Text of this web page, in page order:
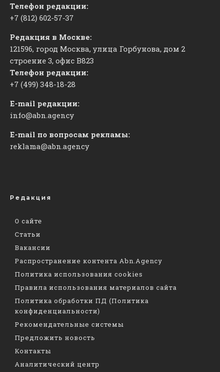
Телефон редакции:
+7 (812) 602-57-37
Редакция в Москве:
121596, город Москва, улица Горбунова, дом 2
строение 3, офис ​В823
Телефон редакции:
+7 (499) 348-18-28
E-mail редакции:
info@abn.agency
E-mail по вопросам рекламы:
reklama@abn.agency
Редакция
О сайте
Статьи
Вакансии
Распространение контента Abn.Agency
Политика использования cookies
Правила использования материалов сайта
Политика обработки ПД (Политика
конфиденциальности)
Рекомендательные системы
Предложить новость
Контакты
Аналитический центр